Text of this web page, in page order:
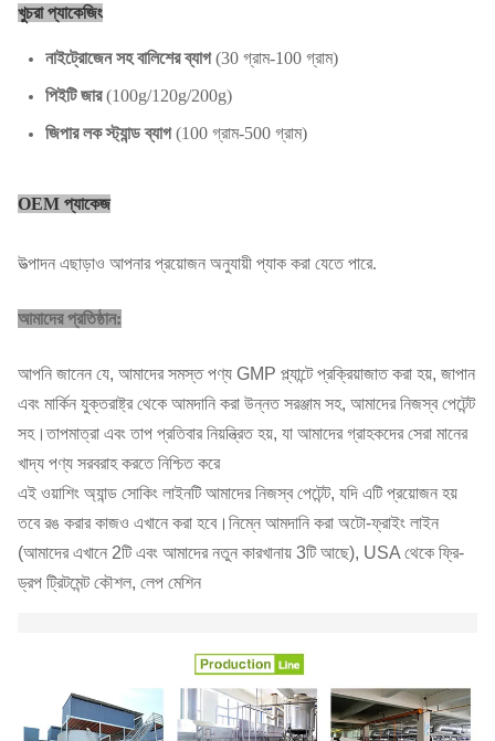
খুচরা প্যাকেজিং
নাইট্রোজেন সহ বালিশের ব্যাগ(30 গ্রাম-100 গ্রাম)
পিইটি জার(100g/120g/200g)
জিপার লক স্ট্যান্ড ব্যাগ(100 গ্রাম-500 গ্রাম)
OEM প্যাকেজ
উত্পাদন এছাড়াও আপনার প্রয়োজন অনুযায়ী প্যাক করা যেতে পারে.
আমাদের প্রতিষ্ঠান:
আপনি জানেন যে, আমাদের সমস্ত পণ্য GMP প্ল্যান্টে প্রক্রিয়াজাত করা হয়, জাপান
এবং মার্কিন যুক্তরাষ্ট্র থেকে আমদানি করা উন্নত সরঞ্জাম সহ, আমাদের নিজস্ব পেটেন্ট
সহ।তাপমাত্রা এবং তাপ প্রতিবার নিয়ন্ত্রিত হয়, যা আমাদের গ্রাহকদের সেরা মানের
খাদ্য পণ্য সরবরাহ করতে নিশ্চিত করে
এই ওয়াশিং অ্যান্ড সোকিং লাইনটি আমাদের নিজস্ব পেটেন্ট, যদি এটি প্রয়োজন হয়
তবে রঙ করার কাজও এখানে করা হবে।নিম্নে আমদানি করা অটো-ফ্রাইং লাইন
(আমাদের এখানে 2টি এবং আমাদের নতুন কারখানায় 3টি আছে), USA থেকে ফ্রি-
ড্রপ ট্রিটমেন্ট কৌশল, লেপ মেশিন